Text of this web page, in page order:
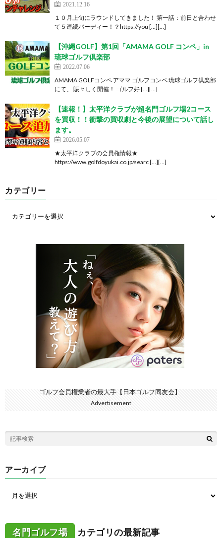
2021.12.16
１０月上旬にラウンドしてきました！ 第一話：前日と合わせ
て５連続バーディー！？https://you […][…]
【沖縄GOLF】第1回「AMAMA GOLF コンペ」in
琉球ゴルフ倶楽部
2022.07.06
AMAMA GOLFコンペ アママ ゴルフコンペ 琉球ゴルフ倶楽部
にて、 賑々しく開催！ ゴルフ好 […][…]
【速報！】太平洋クラブが超名門ゴルフ場2コース
を買収！！衝撃の買収劇と今後の展望について話し
ます。
2026.05.07
★太平洋クラブの会員権情報★
https://www.golfdoyukai.co.jp/searc […][…]
カテゴリー
ゴルフ会員権業者の最大手【日本ゴルフ同友会】
Advertisement
アーカイブ
名門ゴルフ場 カテゴリの最新記事